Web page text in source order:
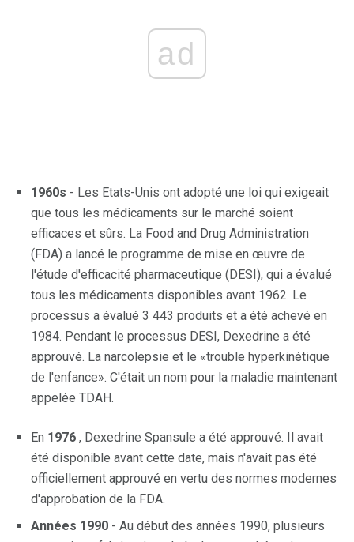
ad
1960s - Les Etats-Unis ont adopté une loi qui exigeait
que tous les médicaments sur le marché soient
efficaces et sûrs. La Food and Drug Administration
(FDA) a lancé le programme de mise en œuvre de
l'étude d'efficacité pharmaceutique (DESI), qui a évalué
tous les médicaments disponibles avant 1962. Le
processus a évalué 3 443 produits et a été achevé en
1984. Pendant le processus DESI, Dexedrine a été
approuvé. La narcolepsie et le «trouble hyperkinétique
de l'enfance». C'était un nom pour la maladie maintenant
appelée TDAH.
En 1976 , Dexedrine Spansule a été approuvé. Il avait
été disponible avant cette date, mais n'avait pas été
officiellement approuvé en vertu des normes modernes
d'approbation de la FDA.
Années 1990 - Au début des années 1990, plusieurs